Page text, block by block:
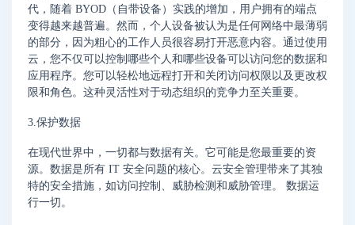
代，随着 BYOD（自带设备）实践的增加，用户拥有的端点
变得越来越普遍。然而，个人设备被认为是任何网络中最薄弱
的部分，因为粗心的工作人员很容易打开恶意内容。通过使用
云，您不仅可以控制哪些个人和哪些设备可以访问您的数据和
应用程序。您可以轻松地远程打开和关闭访问权限以及更改权
限和角色。这种灵活性对于动态组织的竞争力至关重要。
3.保护数据
在现代世界中，一切都与数据有关。它可能是您最重要的资
源。数据是所有 IT 安全问题的核心。云安全管理带来了其独
特的安全措施，如访问控制、威胁检测和威胁管理。 数据运
行一切。